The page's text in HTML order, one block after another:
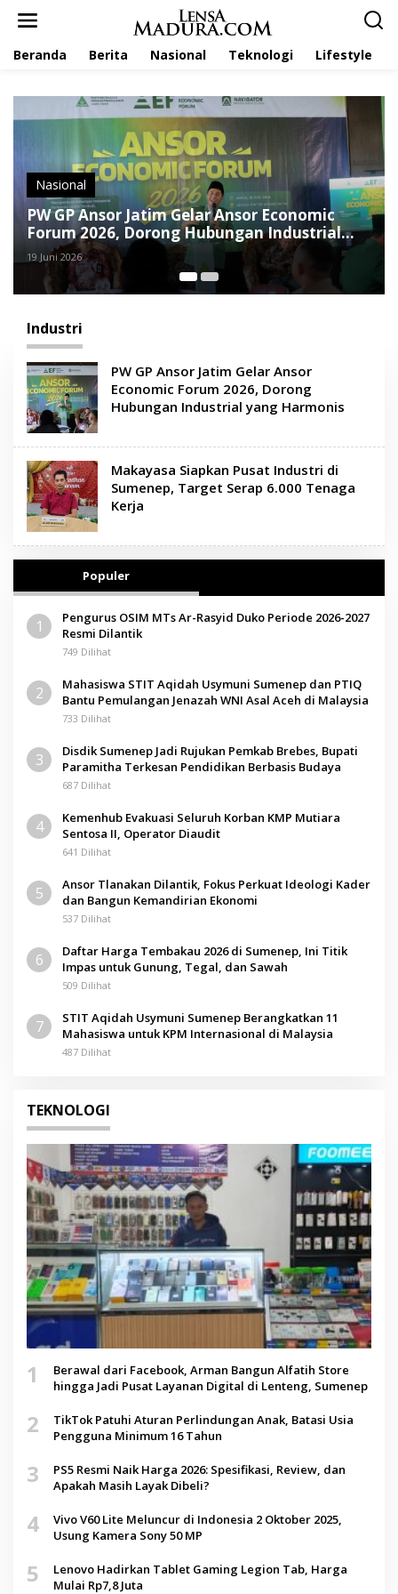
Beranda Berita Nasional Teknologi Lifestyle
GP Ansor Jatim Gelar Ansor Economic
2026, Dorong Hubungan Industrial
Harmonis
2026
Industri
PW GP Ansor Jatim Gelar Ansor
Economic Forum 2026, Dorong
Hubungan Industrial yang Harmonis
Makayasa Siapkan Pusat Industri di
Sumenep, Target Serap 6.000 Tenaga
Kerja
Populer
1
Pengurus OSIM MTs Ar-Rasyid Duko Periode 2026-2027
Resmi Dilantik
749 Dilihat
2
Mahasiswa STIT Aqidah Usymuni Sumenep dan PTIQ
Bantu Pemulangan Jenazah WNI Asal Aceh di Malaysia
733 Dilihat
3
Disdik Sumenep Jadi Rujukan Pemkab Brebes, Bupati
Paramitha Terkesan Pendidikan Berbasis Budaya
687 Dilihat
4
Kemenhub Evakuasi Seluruh Korban KMP Mutiara
Sentosa II, Operator Diaudit
641 Dilihat
5
Ansor Tlanakan Dilantik, Fokus Perkuat Ideologi Kader
dan Bangun Kemandirian Ekonomi
537 Dilihat
6
Daftar Harga Tembakau 2026 di Sumenep, Ini Titik
Impas untuk Gunung, Tegal, dan Sawah
509 Dilihat
7
STIT Aqidah Usymuni Sumenep Berangkatkan 11
Mahasiswa untuk KPM Internasional di Malaysia
487 Dilihat
TEKNOLOGI
1
Berawal dari Facebook, Arman Bangun Alfatih Store
hingga Jadi Pusat Layanan Digital di Lenteng, Sumenep
2
TikTok Patuhi Aturan Perlindungan Anak, Batasi Usia
Pengguna Minimum 16 Tahun
3
PS5 Resmi Naik Harga 2026: Spesifikasi, Review, dan
Apakah Masih Layak Dibeli?
4
Vivo V60 Lite Meluncur di Indonesia 2 Oktober 2025,
Usung Kamera Sony 50 MP
5
Lenovo Hadirkan Tablet Gaming Legion Tab, Harga
Mulai Rp7,8 Juta